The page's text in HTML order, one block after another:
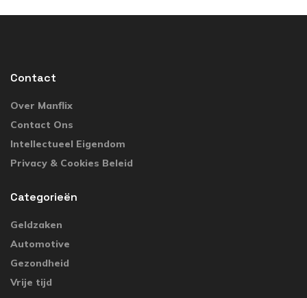
Contact
Over Manflix
Contact Ons
Intellectueel Eigendom
Privacy & Cookies Beleid
Categorieën
Geldzaken
Automotive
Gezondheid
Vrije tijd